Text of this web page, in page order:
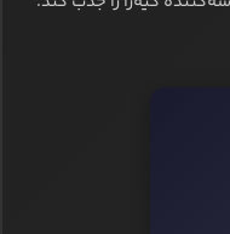
فنی آبی‌اناری‌پوشان قرار
نیم‌فصل) برای